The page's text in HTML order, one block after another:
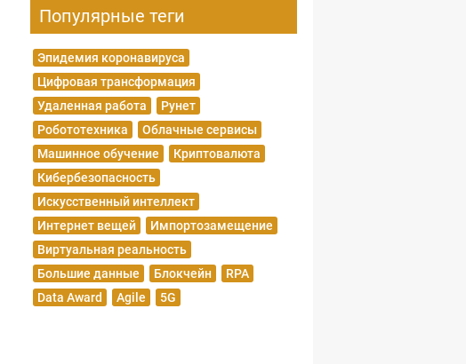
Популярные теги
Эпидемия коронавируса
Цифровая трансформация
Удаленная работа
Рунет
Робототехника
Облачные сервисы
Машинное обучение
Криптовалюта
Кибербезопасность
Искусственный интеллект
Интернет вещей
Импортозамещение
Виртуальная реальность
Большие данные
Блокчейн
RPA
Data Award
Agile 5G